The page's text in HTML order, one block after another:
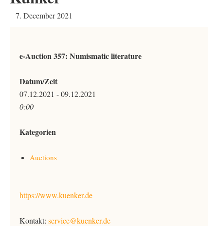
7. December 2021
e-Auction 357: Numismatic literature
Datum/Zeit
07.12.2021 - 09.12.2021
0:00
Kategorien
Auctions
https://www.kuenker.de
Kontakt: service@kuenker.de